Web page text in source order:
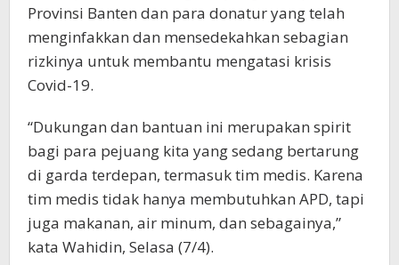
Provinsi Banten dan para donatur yang telah
menginfakkan dan mensedekahkan sebagian
rizkinya untuk membantu mengatasi krisis
Covid-19.
“Dukungan dan bantuan ini merupakan spirit
bagi para pejuang kita yang sedang bertarung
di garda terdepan, termasuk tim medis. Karena
tim medis tidak hanya membutuhkan APD, tapi
juga makanan, air minum, dan sebagainya,”
kata Wahidin, Selasa (7/4).